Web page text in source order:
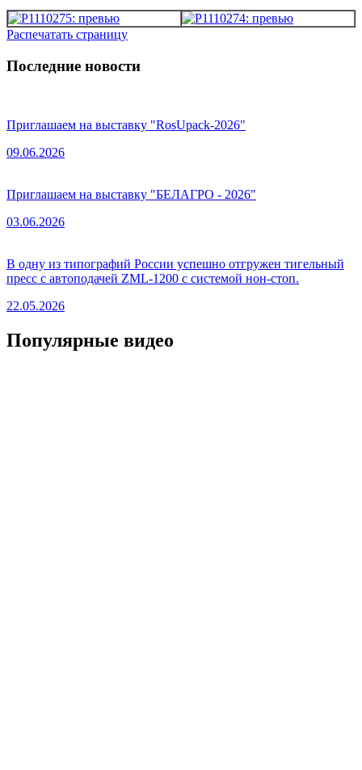
Распечатать страницу
Последние новости
Приглашаем на выставку "RosUpack-2026"
09.06.2026
Приглашаем на выставку "БЕЛАГРО - 2026"
03.06.2026
В одну из типографий России успешно отгружен тигельный
пресс с автоподачей ZML-1200 с системой нон-стоп.
22.05.2026
Популярные видео